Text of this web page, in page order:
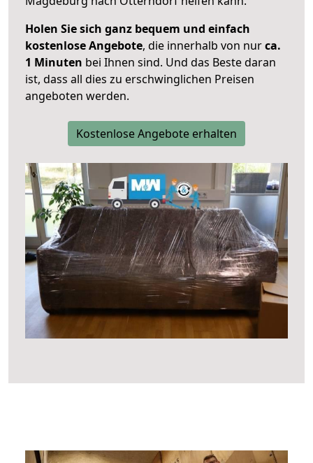
Holen Sie sich ganz bequem und einfach
kostenlose Angebote, die innerhalb von nurca.
1 Minuten bei Ihnen sind. Und das Beste daran
ist, dass all dies zu erschwinglichen Preisen
angeboten werden.
Kostenlose Angebote erhalten